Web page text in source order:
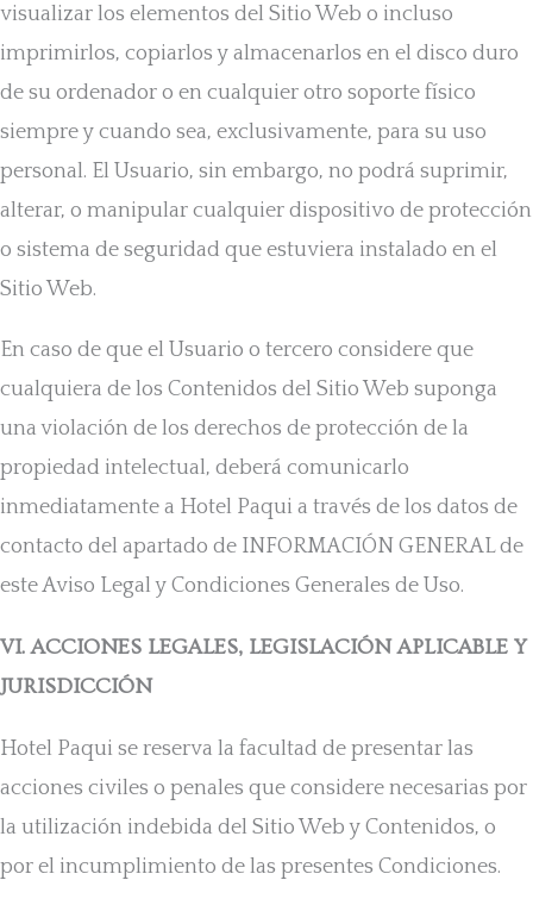
visualizar los elementos del Sitio Web o incluso
imprimirlos, copiarlos y almacenarlos en el disco duro
de su ordenador o en cualquier otro soporte físico
siempre y cuando sea, exclusivamente, para su uso
personal. El Usuario, sin embargo, no podrá suprimir,
alterar, o manipular cualquier dispositivo de protección
o sistema de seguridad que estuviera instalado en el
Sitio Web.
En caso de que el Usuario o tercero considere que
cualquiera de los Contenidos del Sitio Web suponga
una violación de los derechos de protección de la
propiedad intelectual, deberá comunicarlo
inmediatamente a Hotel Paqui a través de los datos de
contacto del apartado de INFORMACIÓN GENERAL de
este Aviso Legal y Condiciones Generales de Uso.
VI. ACCIONES LEGALES, LEGISLACIÓN APLICABLE Y
JURISDICCIÓN
Hotel Paqui se reserva la facultad de presentar las
acciones civiles o penales que considere necesarias por
la utilización indebida del Sitio Web y Contenidos, o
por el incumplimiento de las presentes Condiciones.